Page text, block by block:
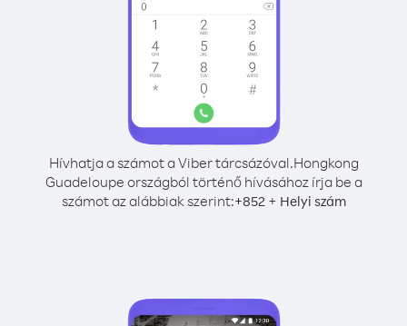
Hívhatja a számot a Viber tárcsázóval.Hongkong
Guadeloupe országból történő hívásához írja be a
számot az alábbiak szerint:+852+ Helyi szám